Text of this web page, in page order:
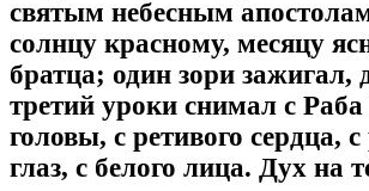
святым небесным
солнцу красному, месяцу
братца; один зори зажигал,
третий уроки снимал с
головы, с ретивого сердца,
глаз, с белого лица. Дух на